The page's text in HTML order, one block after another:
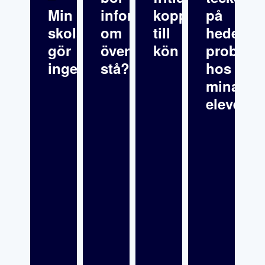
Min
skolsköterska
gör
inget
informationen
om
överklagande
stå?
kopplat
till
kön
på
hos
mina
elever?